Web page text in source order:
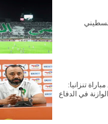
تنزانيا:
في الدفاع